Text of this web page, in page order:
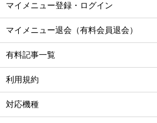
マイメニュー登録・ログイン
マイメニュー退会（有料会員退会）
有料記事一覧
利用規約
対応機種